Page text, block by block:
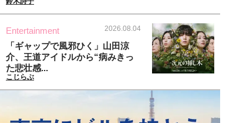
Entertainment 2026.08.04
「ギャップで風邪ひく」山田涼
介、王道アイドルから“病みきっ
た悲壮感...
こじらぶ